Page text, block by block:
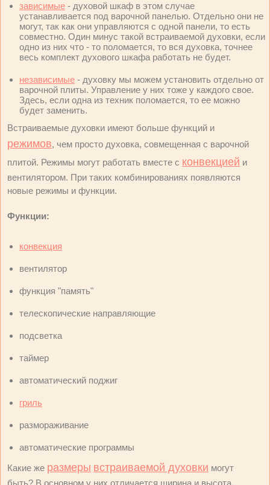
зависимые - духовой шкаф в этом случае
устанавливается под варочной панелью. Отдельно они не
могут, так как они управляются с одной панели, то есть
совместно. Один минус такой встраиваемой духовки, если
одно из них что - то поломается, то вся духовка, точнее
весь комплект духового шкафа работать не будет.
независимые - духовку мы можем установить отдельно от
варочной плиты. Управление у них тоже у каждого свое.
Здесь, если одна из техник поломается, то ее можно
будет заменить.
Встраиваемые духовки имеют больше функций и
режимов, чем просто духовка, совмещенная с варочной
плитой. Режимы могут работать вместе с конвекцией и
вентилятором. При таких комбинированиях появляются
новые режимы и функции.
Функции:
конвекция
вентилятор
функция "память"
телескопические направляющие
подсветка
таймер
автоматический поджиг
гриль
размораживание
автоматические программы
Какие же размеры встраиваемой духовки могут
быть? В основном у них отличается ширина и высота,